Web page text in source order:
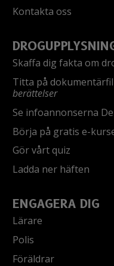
Kontakta oss
Skaffa dig fakta om
Titta på
berättelser
Se infoannonserna
Börja på gratis e-
Gör vårt quiz
Ladda ner häften
ENGAGERA DIG
Lärare
Polis
Föräldrar